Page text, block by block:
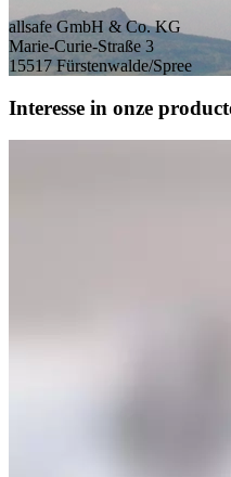
allsafe GmbH & Co. KG
Marie-Curie-Straße 3
15517 Fürstenwalde/Spree
Interesse in onze